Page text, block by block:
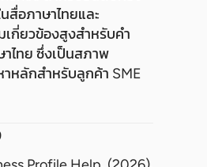
สื่อภาษาไทยและ
กี่ยวข้องสูงสำหรับคำ
ไทย ซึ่งเป็นสภาพ
หลักสำหรับลูกค้า SME